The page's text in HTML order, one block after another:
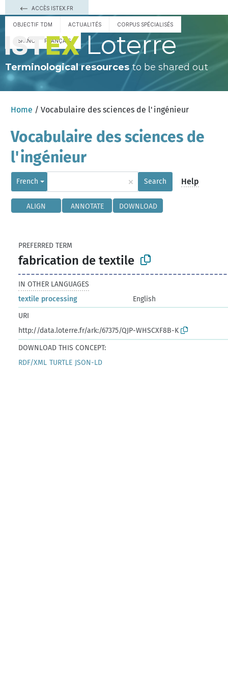
ACCÈS ISTEX.FR
OBJECTIF TDM ACTUALITÉS CORPUS SPÉCIALISÉS
ESPAÑOL FRANÇAIS Loterre
Terminological resourcesto be shared out
Home / Vocabulaire des sciences de l'ingénieur
Vocabulaire des sciences de
l'ingénieur
French × Search Help
ALIGN ANNOTATE DOWNLOAD
PREFERRED TERM
fabrication de textile
IN OTHER LANGUAGES
textile processing
English
URI
http://data.loterre.fr/ark:/67375/QJP-WHSCXF8B-K
DOWNLOAD THIS CONCEPT:
RDF/XML TURTLE JSON-LD